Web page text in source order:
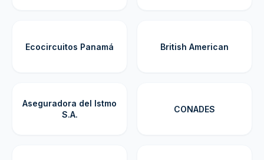
Ecocircuitos Panamá British American
Aseguradora del Istmo
S.A.
CONADES